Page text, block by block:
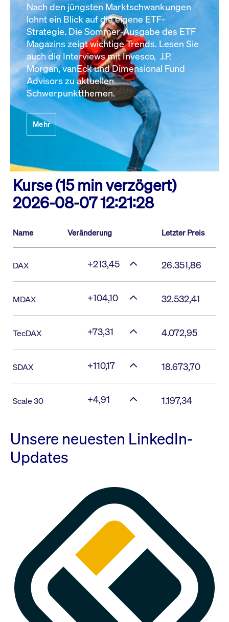
Nach den jüngsten Marktschwankungen
lohnt ein Blick auf die eigene ETF-
Strategie. Die Sommer-Ausgabe des ETF
Magazins zeigt wichtige Trends. Lesen Sie
auch die Interviews mit Invesco, J.P.
Morgan, vanEck und Dimensional Fund
Advisors zu aktuellen
Schwerpunktthemen.
Mehr
Kurse (15 min verzögert)
2026-08-07 12:21:28
Name Veränderung Letzter Preis
DAX +213,45 26.351,86
MDAX +104,10 32.532,41
TecDAX +73,31 4.072,95
SDAX +110,17 18.673,70
Scale 30 +4,91 1.197,34
Unsere neuesten LinkedIn-
Updates